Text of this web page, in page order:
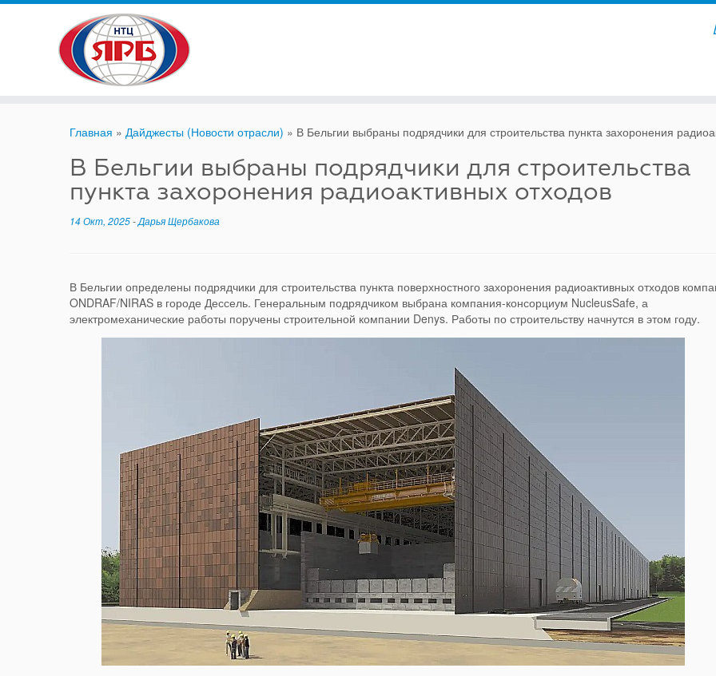
Skip
Главная » Дайджесты (Новости отрасли) » В Бельгии выбраны подрядчики для строительства пункта захоронения
В Бельгии выбраны подрядчики для строительства
пункта захоронения радиоактивных отходов
14 Окт, 2025-Дарья Щербакова
В Бельгии определены подрядчики для строительства пункта поверхностного захоронения радиоактивных отходов
ONDRAF/NIRAS в городе Дессель. Генеральным подрядчиком выбрана компания-консорциум NucleusSafe, а
электромеханические работы поручены строительной компании Denys. Работы по строительству начнутся в этом году.